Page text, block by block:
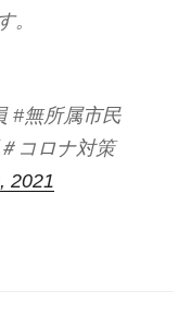
。
#無所属市民
コロナ対策
2021